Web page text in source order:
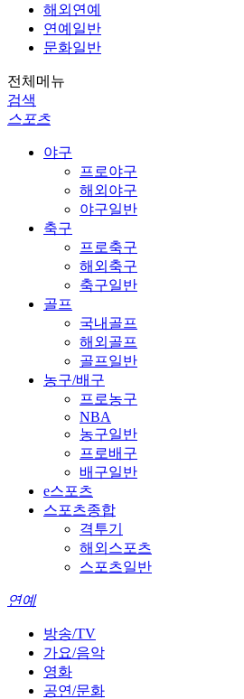
해외연예
연예일반
문화일반
전체메뉴
검색
스포츠
야구
프로야구
해외야구
야구일반
축구
프로축구
해외축구
축구일반
골프
국내골프
해외골프
골프일반
농구/배구
프로농구
NBA
농구일반
프로배구
배구일반
e스포츠
스포츠종합
격투기
해외스포츠
스포츠일반
연예
방송/TV
가요/음악
영화
공연/문화